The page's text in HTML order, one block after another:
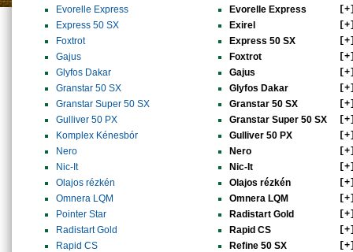
Evorelle Express
Express 50 SX
Foxtrot
Gajus
Glyfos Dakar
Granstar 50 SX
Granstar Super 50 SX
Gulliver 50 PX
Komplex Kénesbór
Nero
Nic-It
Olajos rézkén
Omnera LQM
Pointer Star
Radistart Gold
Rapid CS
Evorelle Express
Exirel
Express 50 SX
Foxtrot
Gajus
Glyfos Dakar
Granstar 50 SX
Granstar Super 50 SX
Gulliver 50 PX
Nero
Nic-It
Olajos rézkén
Omnera LQM
Radistart Gold
Rapid CS
Refine 50 SX